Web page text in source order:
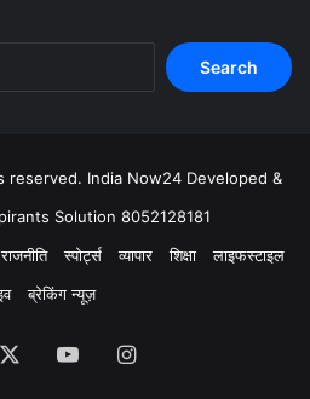
India Now24 Developed &
Solution 8052128181
राजनीति स्पोर्ट्स व्यापार शिक्षा
लाइफस्टाइल
ब्रेकिंग न्यूज़